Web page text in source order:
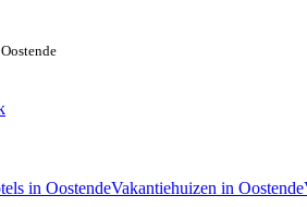
in OostendeVakantiehuizen in Oostende